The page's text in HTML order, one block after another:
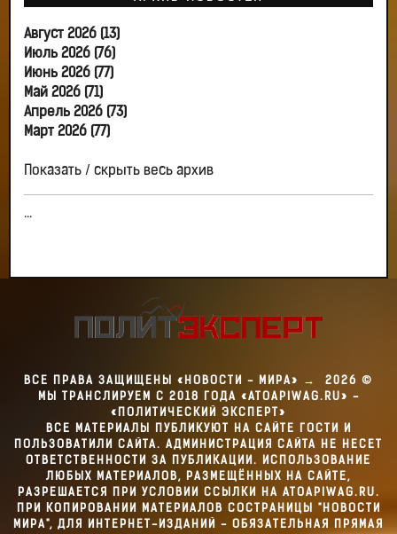
Август 2026 (13)
Июль 2026 (76)
Июнь 2026 (77)
Май 2026 (71)
Апрель 2026 (73)
Март 2026 (77)
Показать / скрыть весь архив
...
ВСЕ ПРАВА ЗАЩИЩЕНЫ «НОВОСТИ - МИРА» → 2026 ©
МЫ ТРАНСЛИРУЕМ С 2018 ГОДА «ATOAPIWAG.RU» -
«ПОЛИТИЧЕСКИЙ ЭКСПЕРТ»
ВСЕ МАТЕРИАЛЫ ПУБЛИКУЮТ НА САЙТЕ ГОСТИ И
ПОЛЬЗОВАТИЛИ САЙТА. АДМИНИСТРАЦИЯ САЙТА НЕ НЕСЕТ
ОТВЕТСТВЕННОСТИ ЗА ПУБЛИКАЦИИ. ИСПОЛЬЗОВАНИЕ
ЛЮБЫХ МАТЕРИАЛОВ, РАЗМЕЩЁННЫХ НА САЙТЕ,
РАЗРЕШАЕТСЯ ПРИ УСЛОВИИ ССЫЛКИ НА ATOAPIWAG.RU.
ПРИ КОПИРОВАНИИ МАТЕРИАЛОВ СОСТРАНИЦЫ "НОВОСТИ
МИРА", ДЛЯ ИНТЕРНЕТ-ИЗДАНИЙ - ОБЯЗАТЕЛЬНАЯ ПРЯМАЯ